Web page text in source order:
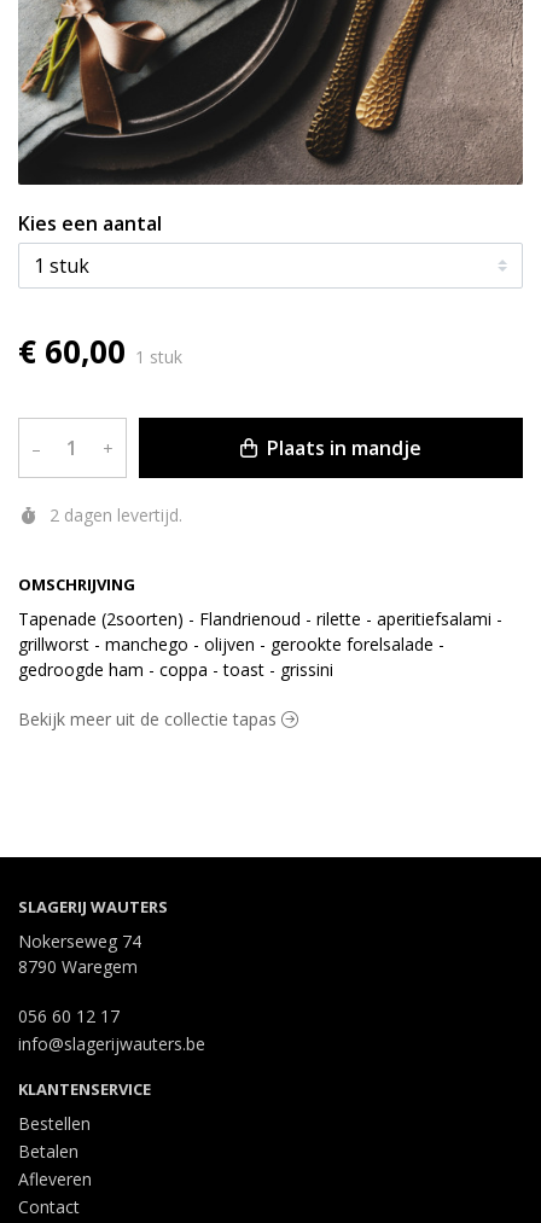
OMSCHRIJVING
Tapenade (2soorten) - Flandrienoud - rilette - aperitiefsalami -
grillworst - manchego - olijven - gerookte forelsalade -
gedroogde ham - coppa - toast - grissini
Kies een aantal
€ 60,00 1 stuk
– + Plaats in mandje
2 dagen levertijd.
Bekijk meer uit de collectie tapas
SLAGERIJ WAUTERS
Nokerseweg 74
8790 Waregem
056 60 12 17
info@slagerijwauters.be
KLANTENSERVICE
Bestellen
Betalen
Afleveren
Contact